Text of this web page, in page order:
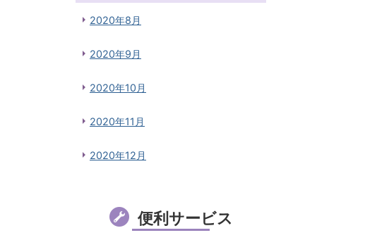
2020年8月
2020年9月
2020年10月
2020年11月
2020年12月
便利サービス